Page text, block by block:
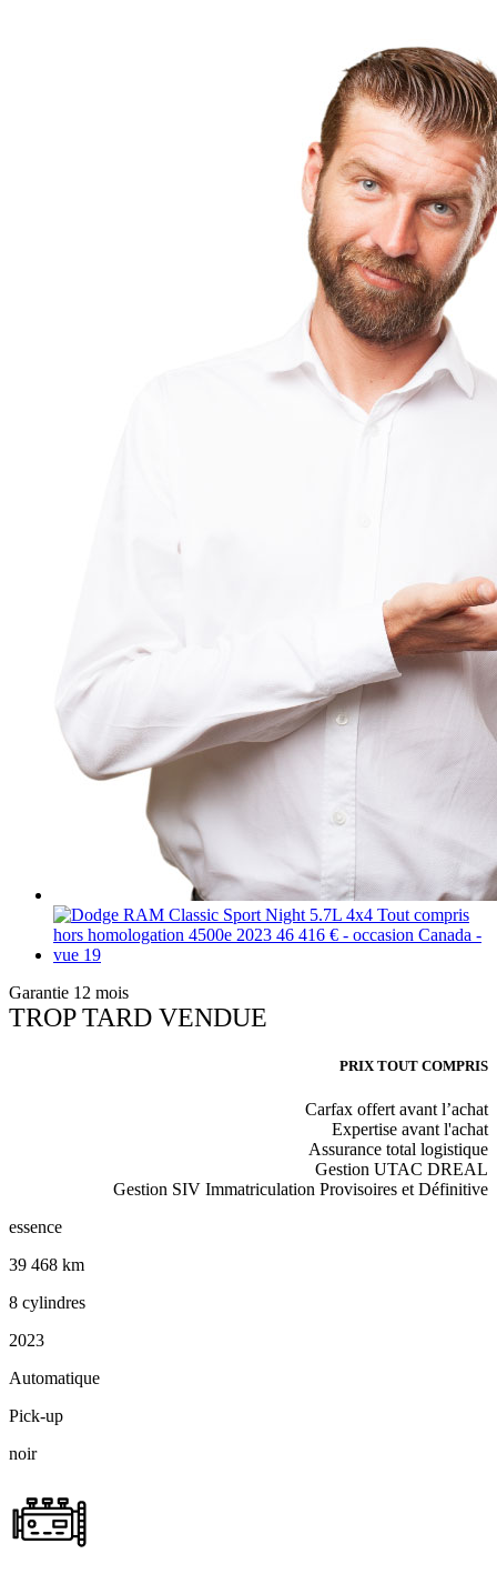
Garantie 12 mois
TROP TARD VENDUE
PRIX TOUT COMPRIS
Carfax offert avant l’achat
Expertise avant l'achat
Assurance total logistique
Gestion UTAC DREAL
Gestion SIV Immatriculation Provisoires et Définitive
essence
39 468 km
8 cylindres
2023
Automatique
Pick-up
noir